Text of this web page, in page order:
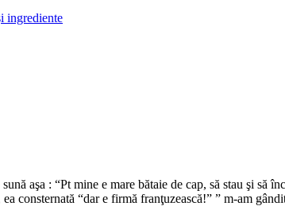
ingrediente
aşa : “Pt mine e mare bătaie de cap, să stau şi să
consternată “dar e firmă franţuzească!” ” m-am